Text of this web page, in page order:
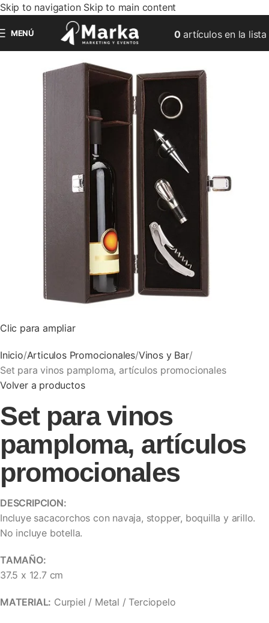
Skip to navigation Skip to main content
MENÚ 0artículosen la lista
Clic para ampliar
Inicio Articulos Promocionales Vinos y Bar
Set para vinos pamploma, artículos promocionales
Volver a productos
Set para vinos
pamploma, artículos
promocionales
DESCRIPCION:
Incluye sacacorchos con navaja, stopper, boquilla y arillo.
No incluye botella.
TAMAÑO:
37.5 x 12.7 cm
MATERIAL: Curpiel / Metal / Terciopelo